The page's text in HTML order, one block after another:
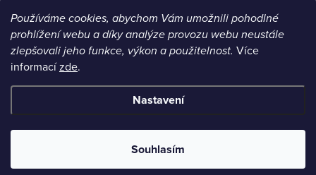
Používáme cookies, abychom Vám umožnili pohodlné
prohlížení webu a díky analýze provozu webu neustále
zlepšovali jeho funkce, výkon a použitelnost. Více
informacízde.
Nastavení
Souhlasím
Informace
Blog
Instagram
Copyright 2026HUDEBNIKUM.CZ. Všechna práva vyhrazena.